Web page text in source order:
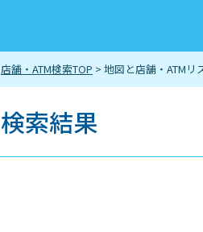
店舗・ATM検索TOP > 地図と店舗・ATMリ
検索結果